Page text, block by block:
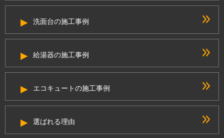
洗面台の施工事例
給湯器の施工事例
エコキュートの施工事例
選ばれる理由